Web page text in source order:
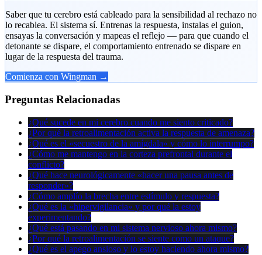
Saber que tu cerebro está cableado para la sensibilidad al rechazo no
lo recablea. El sistema sí. Entrenas la respuesta, instalas el guion,
ensayas la conversación y mapeas el reflejo — para que cuando el
detonante se dispare, el comportamiento entrenado se dispare en
lugar de la respuesta del trauma.
Comienza con Wingman →
Preguntas Relacionadas
¿Qué sucede en mi cerebro cuando me siento criticado?
¿Por qué la retroalimentación activa la respuesta de amenaza?
¿Qué es el «secuestro de la amígdala» y cómo lo interrumpo?
¿Cómo me mantengo en la corteza prefrontal durante el
conflicto?
¿Qué hace neurológicamente «hacer una pausa antes de
responder»?
¿Cómo amplío la brecha entre estímulo y respuesta?
¿Qué es la «hipervigilancia» y por qué la estoy
experimentando?
¿Qué está pasando en mi sistema nervioso ahora mismo?
¿Por qué la retroalimentación se siente como un ataque?
¿Qué es el apego ansioso y lo estoy haciendo ahora mismo?